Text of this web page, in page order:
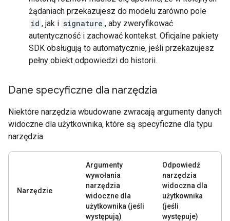
żądaniach przekazujesz do modelu zarówno pole
id , jak i signature , aby zweryfikować
autentyczność i zachować kontekst. Oficjalne pakiety
SDK obsługują to automatycznie, jeśli przekazujesz
pełny obiekt odpowiedzi do historii.
Dane specyficzne dla narzędzia
Niektóre narzędzia wbudowane zwracają argumenty danych
widoczne dla użytkownika, które są specyficzne dla typu
narzędzia.
Narzędzie
Argumenty
wywołania
narzędzia
widoczne dla
użytkownika (jeśli
występują)
Odpowiedź
narzędzia
widoczna dla
użytkownika
(jeśli
występuje)